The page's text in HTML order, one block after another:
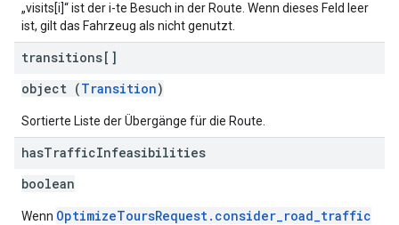
„visits[i]“ ist der i-te Besuch in der Route. Wenn dieses Feld leer
ist, gilt das Fahrzeug als nicht genutzt.
transitions[]
object (Transition)
Sortierte Liste der Übergänge für die Route.
hasTrafficInfeasibilities
boolean
Wenn OptimizeToursRequest.consider_road_traffic